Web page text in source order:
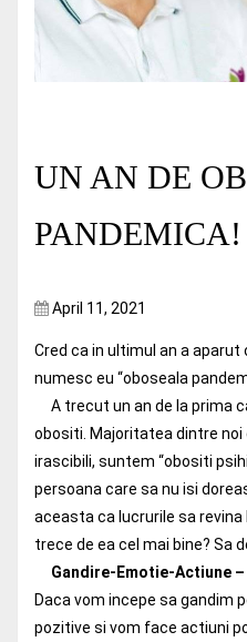
UN AN DE
PANDEMICA!
April 11, 2021
Cred ca in ultimul an a
numesc eu “oboseala
A trecut un an de la prima
obositi. Majoritatea dintre
irascibili, suntem “obositi
persoana care sa nu isi
aceasta ca lucrurile sa
trece de ea cel mai bine? Sa
Gandire-Emotie-Actiune –
Daca vom incepe sa gandim
pozitive si vom face actiuni